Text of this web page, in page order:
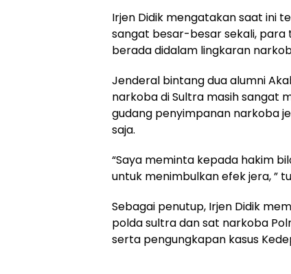
Irjen Didik mengatakan saat ini
sangat besar-besar sekali, para
berada didalam lingkaran
Jenderal bintang dua alumni
narkoba di Sultra masih sangat
gudang penyimpanan narkoba
saja.
“Saya meminta kepada hakim
untuk menimbulkan efek jera, ”
Sebagai penutup, Irjen Didik
polda sultra dan sat narkoba
serta pengungkapan kasus